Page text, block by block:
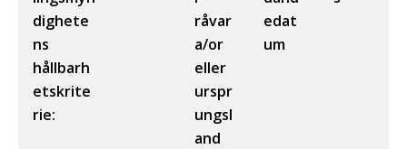
dighete
ns
hållbarh
etskrite
rie:
råvar
a/or
eller
urspr
ungsl
and
edat
um